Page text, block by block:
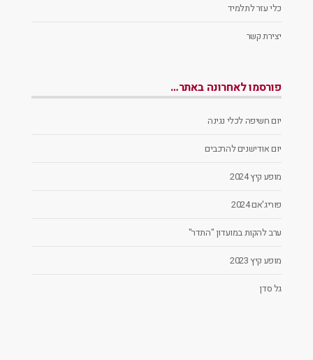
כלי עזר לתלמיד
יצירת קשר
פורסמו לאחרונה באתר…
יום חשיפה לכלי נגינה
יום אודישנים להרכבים
מופע קיץ 2024
פוריג'אם 2024
ערב להקות במועדון "התדר"
מופע קיץ 2023
גל סדן